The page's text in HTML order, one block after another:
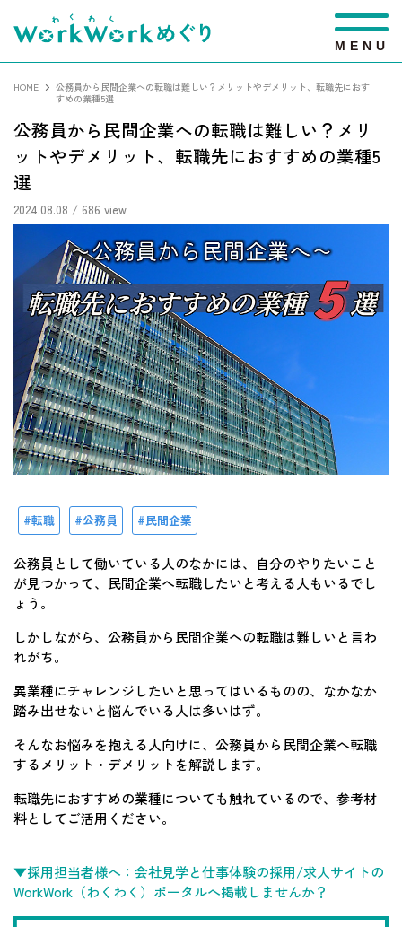
M E N U
HOME
公務員から民間企業への転職は難しい？メリットやデメリット、転職先におす
すめの業種5選
公務員から民間企業への転職は難しい？メリ
ットやデメリット、転職先におすすめの業種5
選
2024.08.08 / 686 view
転職 公務員 民間企業
公務員として働いている人のなかには、自分のやりたいこと
が見つかって、民間企業へ転職したいと考える人もいるでし
ょう。
しかしながら、公務員から民間企業への転職は難しいと言わ
れがち。
異業種にチャレンジしたいと思ってはいるものの、なかなか
踏み出せないと悩んでいる人は多いはず。
そんなお悩みを抱える人向けに、公務員から民間企業へ転職
するメリット・デメリットを解説します。
転職先におすすめの業種についても触れているので、参考材
料としてご活用ください。
▼採用担当者様へ：会社見学と仕事体験の採用/求人サイトの
WorkWork（わくわく）ポータルへ掲載しませんか？